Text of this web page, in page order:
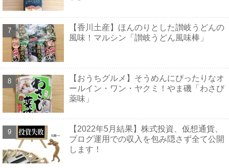
【香川土産】ほんのりとした讃岐うどんの
風味！マルシン「讃岐うどん風味棒」
【おうちグルメ】そうめんにぴったりなオ
ールイン・ワン・ヤクミ！やま磯「わさび
薬味」
【2022年5月結果】株式投資、仮想通貨、
ブログ運用での収入を包み隠さず全て公開
します！